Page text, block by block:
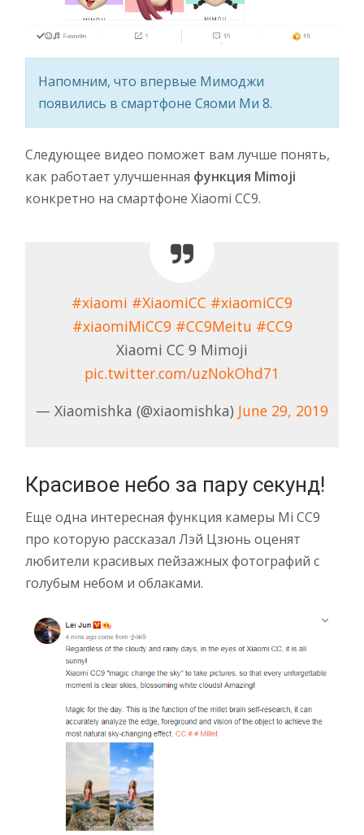
Напомним, что впервые Мимоджи
появились в смартфоне Сяоми Ми 8.
Следующее видео поможет вам лучше понять,
как работает улучшенная функция Mimoji
конкретно на смартфоне Xiaomi CC9.
#xiaomi #XiaomiCC #xiaomiCC9
#xiaomiMiCC9 #CC9Meitu #CC9
Xiaomi CC 9 Mimoji
pic.twitter.com/uzNokOhd71
— Xiaomishka (@xiaomishka) June 29, 2019
Красивое небо за пару секунд!
Еще одна интересная функция камеры Mi CC9
про которую рассказал Лэй Цзюнь оценят
любители красивых пейзажных фотографий с
голубым небом и облаками.